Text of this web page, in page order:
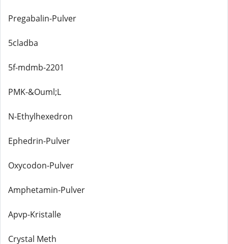
Pregabalin-Pulver
5cladba
5f-mdmb-2201
PMK-&Ouml;L
N-Ethylhexedron
Ephedrin-Pulver
Oxycodon-Pulver
Amphetamin-Pulver
Apvp-Kristalle
Crystal Meth